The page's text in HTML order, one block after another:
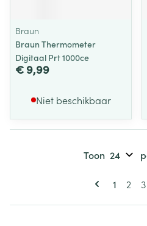
Braun
Braun Thermometer
Digitaal Prt 1000ce
€ 9,99
Niet beschikbaar
U lees
1 2 3
Toon